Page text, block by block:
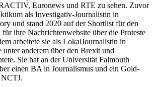
Euronews und RTE zu sehen. Zuvor
als Investigativ-Journalistin in
und stand 2020 auf der Shortlist für den
ihre Nachrichtenwebsite über die Proteste
arbeitete sie als LokalJournalistin in
anderem über den Brexit und
Sie hat an der Universität Falmouth
einen BA in Journalismus und ein Gold-
NCTJ.